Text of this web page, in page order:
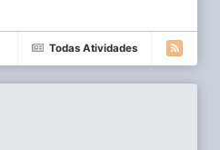
Todas Atividades